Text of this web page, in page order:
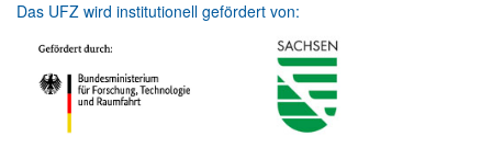
Das UFZ wird institutionell gefördert von: